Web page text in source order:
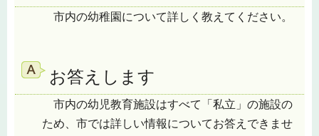
市内の幼稚園について詳しく教えてください。
お答えします
市内の幼児教育施設はすべて「私立」の施設の
ため、市では詳しい情報についてお答えできませ